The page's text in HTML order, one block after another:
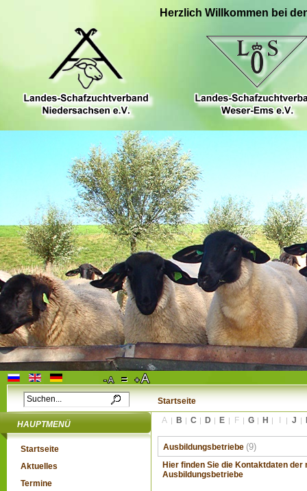
Herzlich Willkommen bei
Startseite
HAUPTMENÜ
Startseite
Aktuelles
Termine
A B C D E F G H J
Ausbildungsbetriebe (9)
Hier finden Sie die Kontaktdaten
Ausbildungsbetriebe